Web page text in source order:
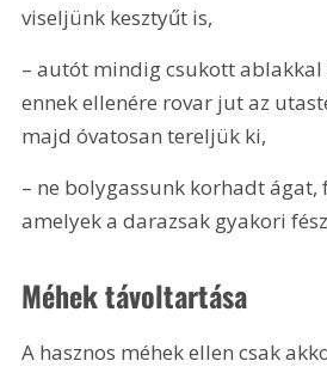
viseljünk kesztyűt is,
– autót mindig csukott ablakkal
ennek ellenére rovar jut az
majd óvatosan tereljük ki,
– ne bolygassunk korhadt
amelyek a darazsak gyakori
Méhek távoltartása
A hasznos méhek ellen csak